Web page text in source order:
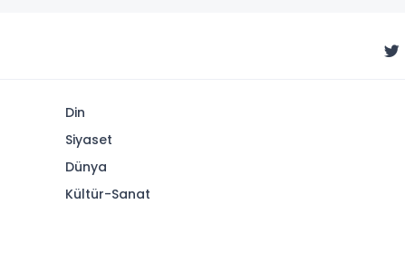
Din
Siyaset
Dünya
Kültür-Sanat